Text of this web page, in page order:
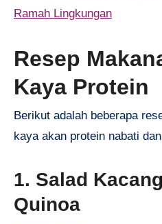
Ramah Lingkungan
Resep
Kaya Protein
Berikut adalah beberapa
kaya akan protein nabati
1. Salad
Quinoa